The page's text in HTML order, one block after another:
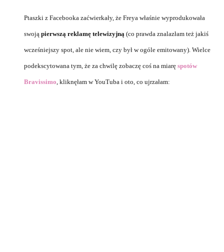
Ptaszki z Facebooka zaćwierkały, że Freya właśnie wyprodukowała
swoją pierwszą reklamę telewizyjną (co prawda znalazłam też jakiś
wcześniejszy spot, ale nie wiem, czy był w ogóle emitowany). Wielce
podekscytowana tym, że za chwilę zobaczę coś na miarę spotów
Bravissimo, kliknęłam w YouTuba i oto, co ujrzałam: